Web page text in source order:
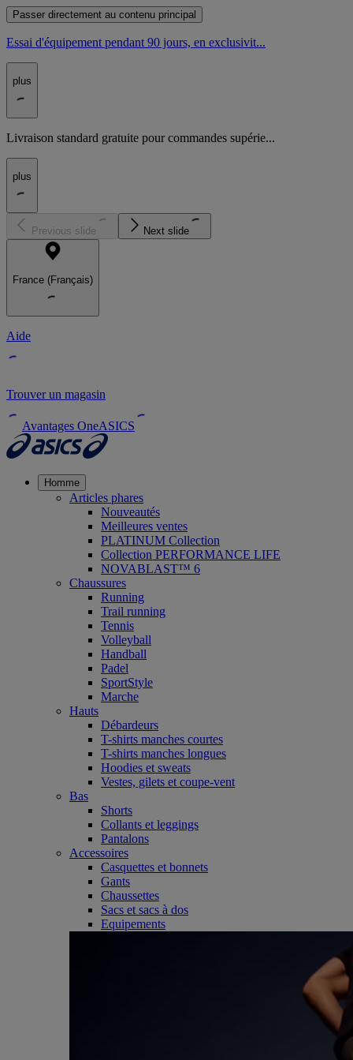
Passer directement au contenu principal
Essai d'équipement pendant 90 jours, en exclusivit...
plus
Livraison standard gratuite pour commandes supérie...
plus
Previous slide Next slide
France (Français)
Aide
Trouver un magasin
Avantages OneASICS
Homme
Articles phares
Nouveautés
Meilleures ventes
PLATINUM Collection
Collection PERFORMANCE LIFE
NOVABLAST™ 6
Chaussures
Running
Trail running
Tennis
Volleyball
Handball
Padel
SportStyle
Marche
Hauts
Débardeurs
T-shirts manches courtes
T-shirts manches longues
Hoodies et sweats
Vestes, gilets et coupe-vent
Bas
Shorts
Collants et leggings
Pantalons
Accessoires
Casquettes et bonnets
Gants
Chaussettes
Sacs et sacs à dos
Equipements